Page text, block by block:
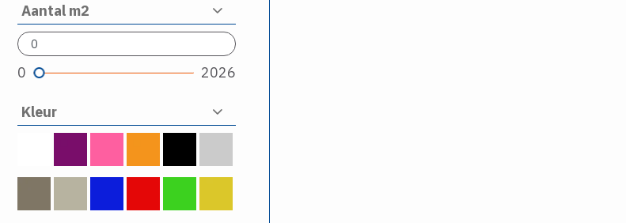
Aantal m2
0 2026
Kleur